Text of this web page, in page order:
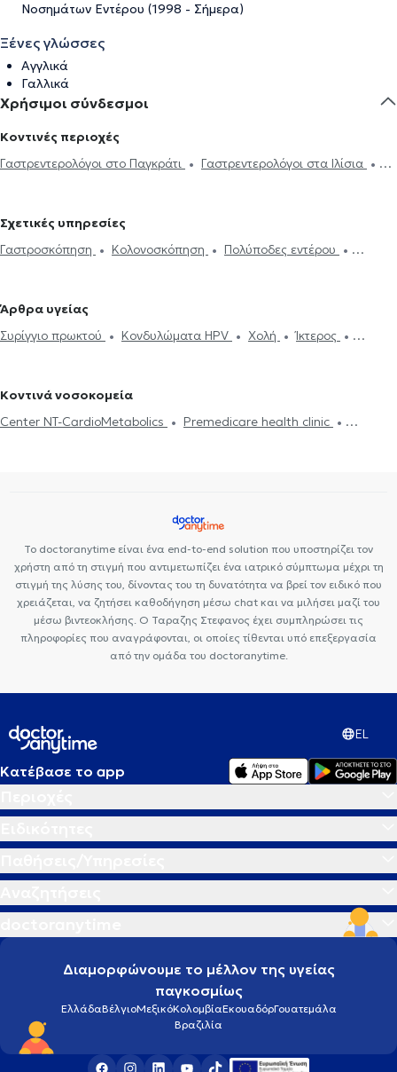
Νοσημάτων Εντέρου (1998 - Σήμερα)
Ξένες γλώσσες
Αγγλικά
Γαλλικά
Χρήσιμοι σύνδεσμοι
Κοντινές περιοχές
Γαστρεντερολόγοι στο Παγκράτι
Γαστρεντερολόγοι στα Ιλίσια
στην Αθήνα
Γαστρεντερολόγοι στον Βύρωνα
στου Γκύζη
Γαστρεντερολόγοι στον Νέο Κόσμο
Γαστρεντερολόγοι στο Ψυχικό
Γαστρεντερολόγοι στα Πατήσια
Γαστρεντερολόγοι στον Βοτανικό
Δημήτριο
Γαστρεντερολόγοι στον Χολαργό
στα Άνω Πατήσια
Σχετικές υπηρεσίες
Γαστροσκόπηση
Κολονοσκόπηση
Πολύποδες εντέρου
στομάχου
Έλκος στομάχου
Ορθοσιγμοειδοσκόπηση
Ελκώδης κολίτιδα
Γαστρεντερίτιδα
Σπαστική κολίτιδα
Άρθρα υγείας
Συρίγγιο πρωκτού
Κονδυλώματα HPV Χολή
Ίκτερος
Κοντινά νοσοκομεία
Center NT-CardioMetabolics
Premedicare health clinic
Το doctoranytime είναι ένα end-to-end solution που υποστηρίζει τον
χρήστη από τη στιγμή που αντιμετωπίζει ένα ιατρικό σύμπτωμα μέχρι τη
στιγμή της λύσης του, δίνοντας του τη δυνατότητα να βρεί τον ειδικό που
χρειάζεται, να ζητήσει καθοδήγηση μέσω chat και να μιλήσει μαζί του
μέσω βιντεοκλήσης. Ο Ταραζης Στεφανος έχει συμπληρώσει τις
πληροφορίες που αναγράφονται, οι οποίες τίθενται υπό επεξεργασία
από την ομάδα του doctoranytime.
EL
Κατέβασε το app
Διαμορφώνουμε το μέλλον της υγείας
παγκοσμίως
ΕλλάδαΒέλγιοΜεξικόΚολομβίαΕκουαδόρΓουατεμάλα
Βραζιλία